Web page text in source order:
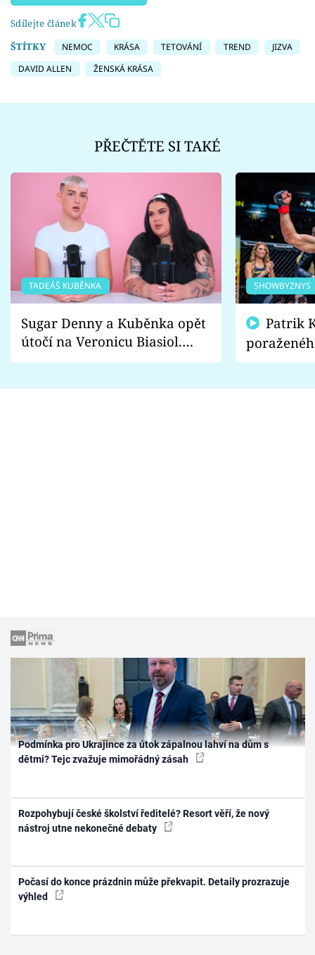
Sdílejte článek
ŠTÍTKY
NEMOC KRÁSA TETOVÁNÍ TREND
JIZVA
DAVID ALLEN
ŽENSKÁ KRÁSA
PŘEČTĚTE SI TAKÉ
TADEÁŠ KUBĚNKA
Sugar Denny a Kuběnka opět
útočí na Veronicu Biasiol.
Proč je podle nich falešná a
SHOWBYZNYS
fanoušci
Podmínka pro Ukrajince za útok zápalnou lahví na dům s
dětmi? Tejc zvažuje mimořádný zásah
Rozpohybují české školství ředitelé? Resort věří, že nový
nástroj utne nekonečné debaty
Počasí do konce prázdnin může překvapit. Detaily prozrazuje
výhled